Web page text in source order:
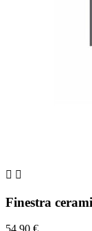
 
Finestra